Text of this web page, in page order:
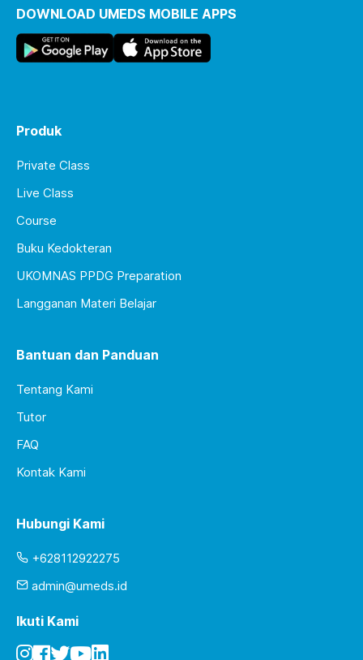
DOWNLOAD UMEDS MOBILE APPS
Produk
Private Class
Live Class
Course
Buku Kedokteran
UKOMNAS PPDG Preparation
Langganan Materi Belajar
Bantuan dan Panduan
Tentang Kami
Tutor
FAQ
Kontak Kami
Hubungi Kami
+628112922275
admin@umeds.id
Ikuti Kami